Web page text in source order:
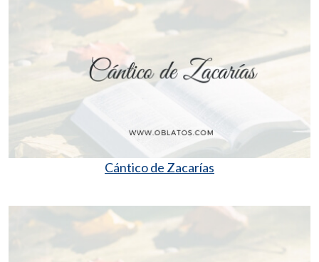
Cántico de Zacarías